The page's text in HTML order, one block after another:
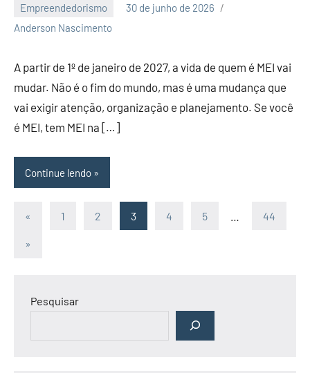
Empreendedorismo
30 de junho de 2026
Anderson Nascimento
3
A partir de 1º de janeiro de 2027, a vida de quem é MEI vai
mudar. Não é o fim do mundo, mas é uma mudança que
vai exigir atenção, organização e planejamento. Se você
é MEI, tem MEI na […]
Continue lendo
Paginação
de
« 1 2 3 4 5 44
Post
»
Pesquisar